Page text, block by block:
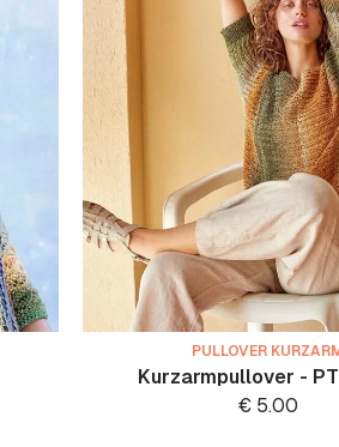
PULLOVER
Kurzarmpullover -
€5.00